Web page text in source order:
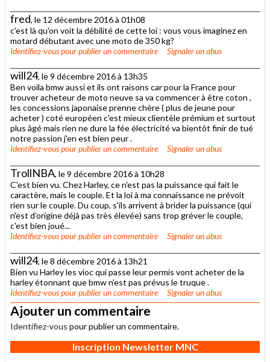
fred, le 12 décembre 2016 à 01h08
c'est là qu'on voit la débilité de cette loi : vous vous imaginez en
motard débutant avec une moto de 350 kg?
Identifiez-vouspour publier un commentaire Signaler un abus
will24, le 9 décembre 2016 à 13h35
Ben voila bmw aussi et ils ont raisons car pour la France pour
trouver acheteur de moto neuve sa va commencer à être coton ,
les concessions japonaise prenne chère ( plus de jeune pour
acheter ) coté européen c'est mieux clientèle prémium et surtout
plus âgé mais rien ne dure la fée électricité va bientôt finir de tué
notre passion j'en est bien peur .
Identifiez-vouspour publier un commentaire Signaler un abus
TrollNBA, le 9 décembre 2016 à 10h28
C'est bien vu. Chez Harley, ce n'est pas la puissance qui fait le
caractère, mais le couple. Et la loi à ma connaissance ne prévoit
rien sur le couple. Du coup, s'ils arrivent à brider la puissance (qui
n'est d'origine déjà pas très élevée) sans trop gréver le couple,
c'est bien joué...
Identifiez-vouspour publier un commentaire Signaler un abus
will24, le 8 décembre 2016 à 13h21
Bien vu Harley les vioc qui passe leur permis vont acheter de la
harley étonnant que bmw n'est pas prévus le truque .
Identifiez-vouspour publier un commentaire Signaler un abus
Ajouter un commentaire
Identifiez-vous pour publier un commentaire.
Inscription Newsletter MNC